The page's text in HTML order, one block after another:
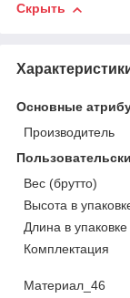
Скрыть
Основные
Производитель
Вес (брутто)
Высота в
Длина в упаковке
Комплектация
Материал_46